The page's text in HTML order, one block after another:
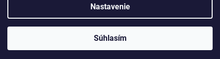
Nastavenie
Súhlasím
Vytvoril Shoptet
Lamino. Všetky práva vyhradené.